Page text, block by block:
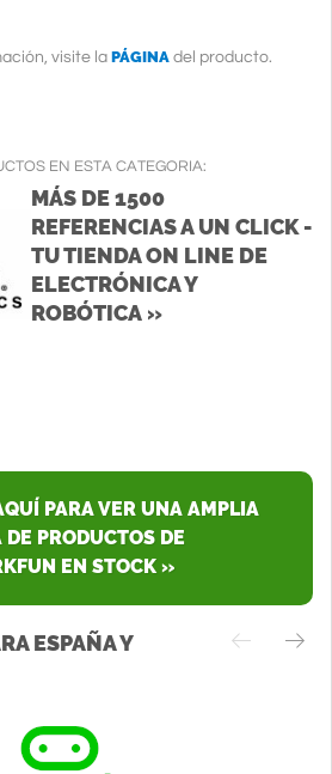
visite la PÁGINA del producto.
EN ESTA CATEGORIA:
MÁS DE 1500
REFERENCIAS A UN CLICK -
TU TIENDA ON LINE DE
ELECTRÓNICA Y
ROBÓTICA »
PARA VER UNA AMPLIA
PRODUCTOS DE
EN STOCK »
ESPAÑA Y